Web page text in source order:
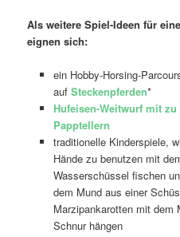
Als weitere Spiel-Ideen für
eignen sich:
ein Hobby-Horsing-
auf Steckenpferden*
Hufeisen-Weitwurf mit
Papptellern
traditionelle Kinderspiele,
Hände zu benutzen mit
Wasserschüssel fischen
dem Mund aus einer
Marzipankarotten mit dem
Schnur hängen